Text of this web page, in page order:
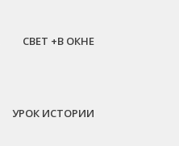
СВЕТ +В ОКНЕ
УРОК ИСТОРИИ